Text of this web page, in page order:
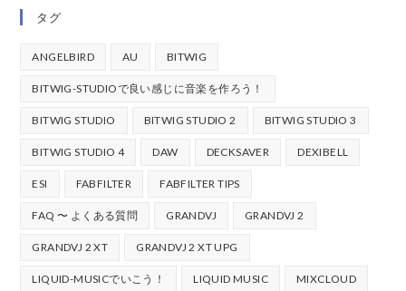
タグ
ANGELBIRD AU BITWIG
BITWIG-STUDIOで良い感じに音楽を作ろう！
BITWIG STUDIO BITWIG STUDIO 2 BITWIG STUDIO 3
BITWIG STUDIO 4 DAW DECKSAVER DEXIBELL
ESI FABFILTER FABFILTER TIPS
FAQ 〜 よくある質問 GRANDVJ GRANDVJ 2
GRANDVJ 2 XT GRANDVJ 2 XT UPG
LIQUID-MUSICでいこう！ LIQUID MUSIC MIXCLOUD